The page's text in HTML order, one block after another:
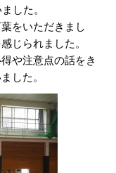
した。
をいただきまし
じられました。
や注意点の話をき
した。